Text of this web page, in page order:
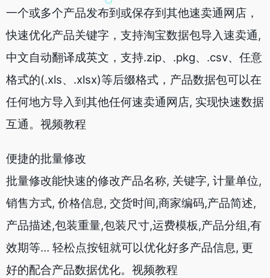
一个或多个产品发布到或保存到其他速卖通网店，
快速优化产品关键字，支持淘宝数据包导入速卖通,
中文自动翻译成英文，支持.zip、.pkg、.csv、任意
格式的(.xls、.xlsx)等后缀格式，产品数据包可以在
任何地方导入到其他任何速卖通网店, 实现快速数据
互通。视频教程
便捷的批量修改
批量修改能快速的修改产品名称, 关键字, 计量单位,
销售方式, 价格信息, 交货时间,商家编码,产品简述,
产品描述,包装重量,包装尺寸,运费模板,产品分组,有
效期等… 轻松点按钮就可以优化好多产品信息, 更
好的配合产品数据优化。视频教程